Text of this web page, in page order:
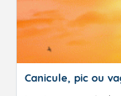
Canicule, pic ou